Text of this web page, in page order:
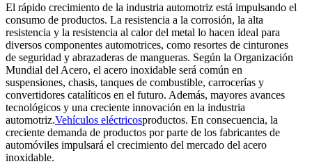
El rápido crecimiento de la industria automotriz está impulsando el
consumo de productos. La resistencia a la corrosión, la alta
resistencia y la resistencia al calor del metal lo hacen ideal para
diversos componentes automotrices, como resortes de cinturones
de seguridad y abrazaderas de mangueras. Según la Organización
Mundial del Acero, el acero inoxidable será común en
suspensiones, chasis, tanques de combustible, carrocerías y
convertidores catalíticos en el futuro. Además, mayores avances
tecnológicos y una creciente innovación en la industria
automotriz.Vehículos eléctricosproductos. En consecuencia, la
creciente demanda de productos por parte de los fabricantes de
automóviles impulsará el crecimiento del mercado del acero
inoxidable.